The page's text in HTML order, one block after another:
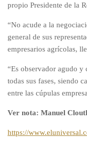
propio Presidente de la
“No acude a la
general de sus
empresarios agrícolas,
“Es observador agudo y
todas sus fases, siendo
entre las cúpulas
Ver nota: Manuel
https://